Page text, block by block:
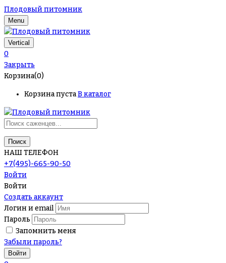
Плодовый питомник
Menu
Vertical
0
Закрыть
Корзина(0)
Корзина пустаВ каталог
Поиск
НАШ ТЕЛЕФОН
+7(495)-665-90-50
Войти
Войти
Создать аккаунт
Логин и email
Пароль
Запомнить меня
Забыли пароль?